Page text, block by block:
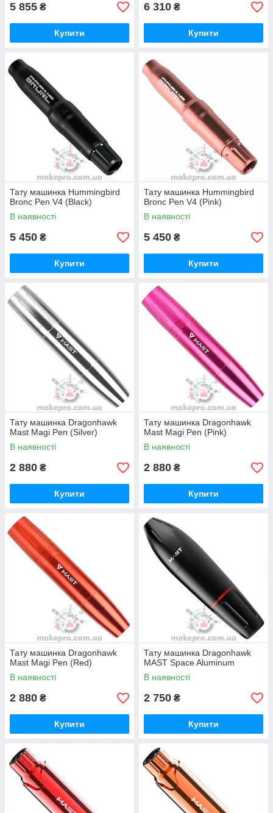
5 855 ₴
Купити
6 310 ₴
Купити
Тату машинка Hummingbird
Bronc Pen V4 (Black)
В наявності
5 450 ₴
Купити
Тату машинка Hummingbird
Bronc Pen V4 (Pink)
В наявності
5 450 ₴
Купити
Тату машинка Dragonhawk
Mast Magi Pen (Silver)
В наявності
2 880 ₴
Купити
Тату машинка Dragonhawk
Mast Magi Pen (Pink)
В наявності
2 880 ₴
Купити
Тату машинка Dragonhawk
Mast Magi Pen (Red)
В наявності
2 880 ₴
Купити
Тату машинка Dragonhawk
MAST Space Aluminum
В наявності
2 750 ₴
Купити